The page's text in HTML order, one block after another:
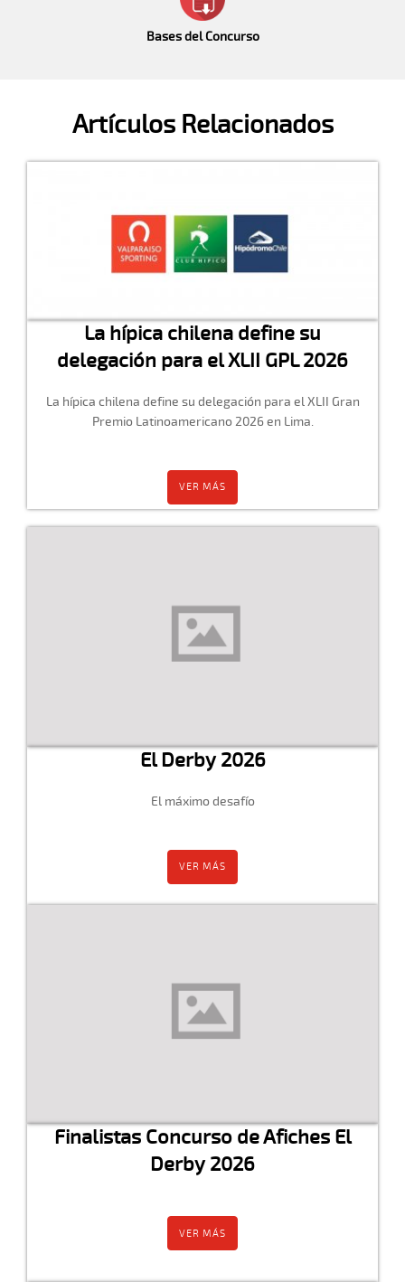
Bases del Concurso
Artículos Relacionados
La hípica chilena define su
delegación para el XLII GPL 2026
La hípica chilena define su delegación para el XLII Gran
Premio Latinoamericano 2026 en Lima.
VER MÁS
El Derby 2026
El máximo desafío
VER MÁS
Finalistas Concurso de Afiches El
Derby 2026
VER MÁS